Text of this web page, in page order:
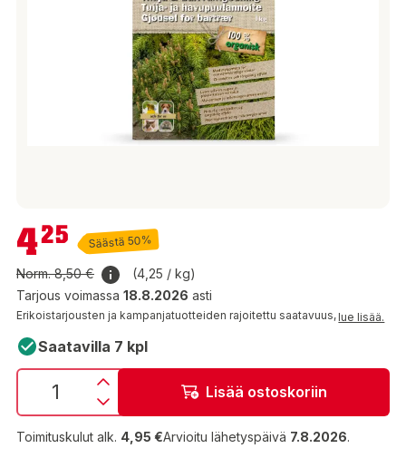
4,25 €
425 Säästä 50%
Norm.8,50 €
(4,25 / kg)
Tarjous voimassa 18.8.2026 asti
Erikoistarjousten ja kampanjatuotteiden rajoitettu saatavuus,lue lisää.
Saatavilla 7 kpl
Lisää ostoskoriin
Toimituskulut alk. 4,95 €Arvioitu lähetyspäivä 7.8.2026.